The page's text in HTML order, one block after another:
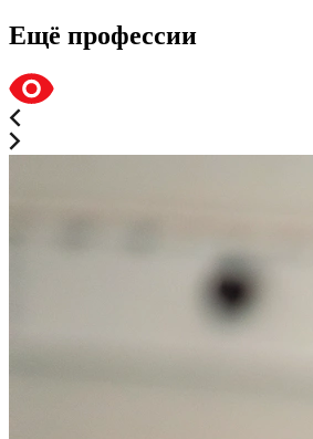
Ещё профессии